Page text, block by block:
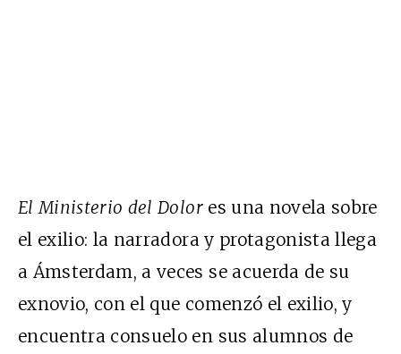
El Ministerio del Dolores una novela sobre
el exilio: la narradora y protagonista llega
a Ámsterdam, a veces se acuerda de su
exnovio, con el que comenzó el exilio, y
encuentra consuelo en sus alumnos de